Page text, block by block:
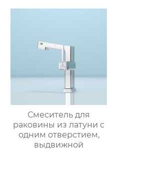
Смеситель для
раковины из латуни с
одним отверстием,
выдвижной